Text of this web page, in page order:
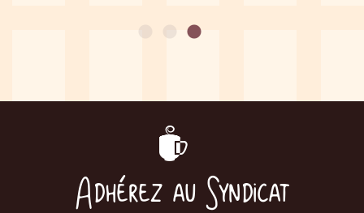
Adhérez au Syndicat